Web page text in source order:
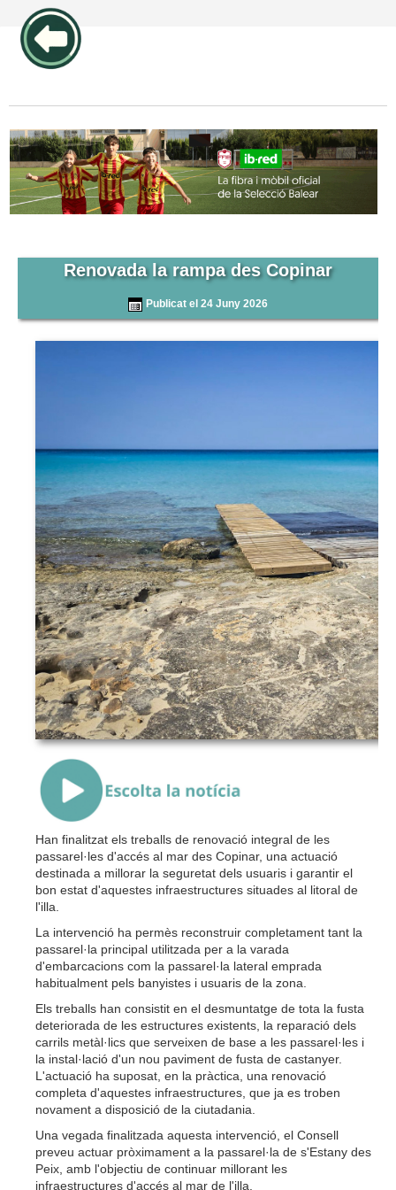
Renovada la rampa des Copinar
Publicat el 24 Juny 2026
{Play}
Han finalitzat els treballs de renovació integral de les
passarel·les d'accés al mar des Copinar, una actuació
destinada a millorar la seguretat dels usuaris i garantir el
bon estat d'aquestes infraestructures situades al litoral de
l'illa.
La intervenció ha permès reconstruir completament tant la
passarel·la principal utilitzada per a la varada
d'embarcacions com la passarel·la lateral emprada
habitualment pels banyistes i usuaris de la zona.
Els treballs han consistit en el desmuntatge de tota la fusta
deteriorada de les estructures existents, la reparació dels
carrils metàl·lics que serveixen de base a les passarel·les i
la instal·lació d'un nou paviment de fusta de castanyer.
L'actuació ha suposat, en la pràctica, una renovació
completa d'aquestes infraestructures, que ja es troben
novament a disposició de la ciutadania.
Una vegada finalitzada aquesta intervenció, el Consell
preveu actuar pròximament a la passarel·la de s'Estany des
Peix, amb l'objectiu de continuar millorant les
infraestructures d'accés al mar de l'illa.